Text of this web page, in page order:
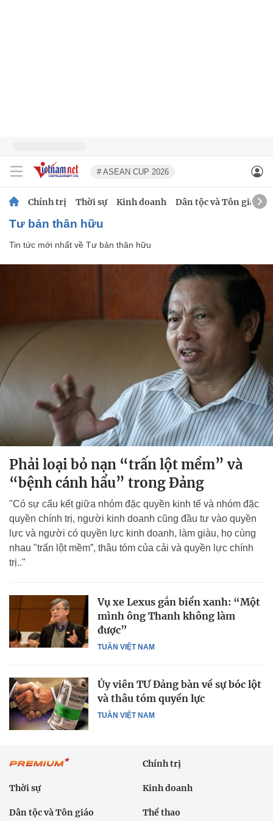
# ASEAN CUP 2026
Chính trị Thời sự Kinh doanh Dân tộc và Tôn giáo
Tư bản thân hữu
Tin tức mới nhất về Tư bản thân hữu
Phải loại bỏ nạn “trấn lột mềm” và
“bệnh cánh hẩu” trong Đảng
"Có sự cấu kết giữa nhóm đặc quyền kinh tế và nhóm đặc
quyền chính trị, người kinh doanh cũng đầu tư vào quyền
lực và người có quyền lực kinh doanh, làm giàu, họ cùng
nhau "trấn lột mềm”, thâu tóm của cải và quyền lực chính
trị.."
TUẦN VIỆT NAM
Vụ xe Lexus gắn biển xanh: “Một
mình ông Thanh không làm
được”
TUẦN VIỆT NAM
Ủy viên TƯ Đảng bàn về sự bóc lột
và thâu tóm quyền lực
Chính trị
Thời sự Kinh doanh
Dân tộc và Tôn giáo Thể thao